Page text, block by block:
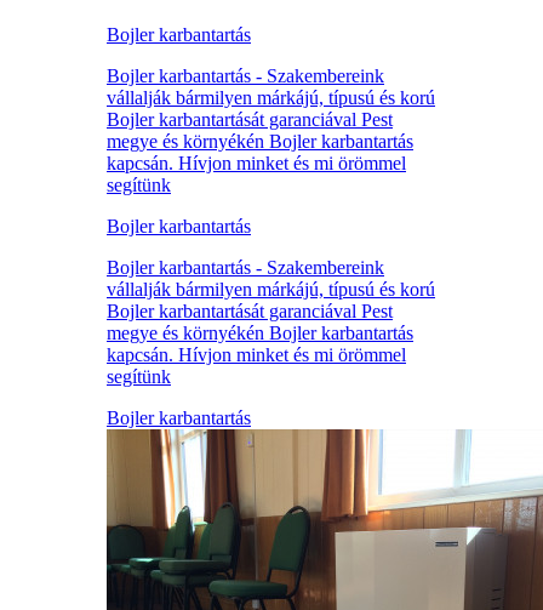
Bojler karbantartás
Bojler karbantartás - Szakembereink
vállalják bármilyen márkájú, típusú és korú
Bojler karbantartását garanciával Pest
megye és környékén Bojler karbantartás
kapcsán. Hívjon minket és mi örömmel
segítünk
Bojler karbantartás
Bojler karbantartás - Szakembereink
vállalják bármilyen márkájú, típusú és korú
Bojler karbantartását garanciával Pest
megye és környékén Bojler karbantartás
kapcsán. Hívjon minket és mi örömmel
segítünk
Bojler karbantartás